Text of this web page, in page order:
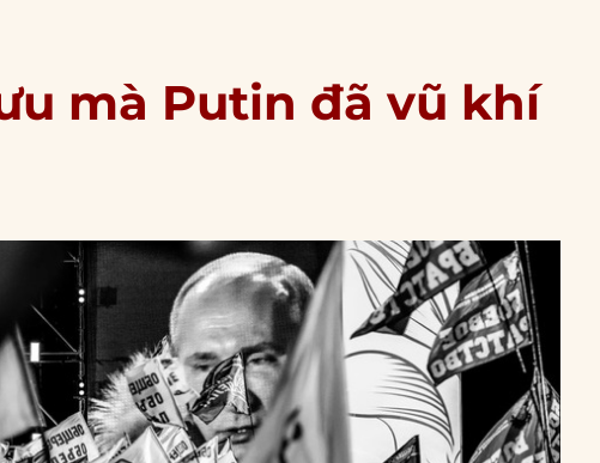
mà Putin đã vũ khí